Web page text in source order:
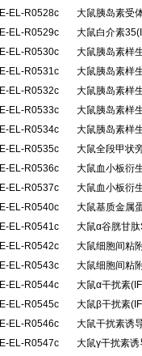
E-EL-R0528c
大鼠胰岛素受
E-EL-R0529c
大鼠白介素
E-EL-R0530c
大鼠胰岛素样
E-EL-R0531c
大鼠胰岛素样
E-EL-R0532c
大鼠胰岛素样
E-EL-R0533c
大鼠胰岛素样
E-EL-R0534c
大鼠胰岛素样
E-EL-R0535c
大鼠全段甲状
E-EL-R0536c
大鼠血小板衍
E-EL-R0537c
大鼠血小板衍
E-EL-R0540c
大鼠基质金属
E-EL-R0541c
大鼠α谷胱甘
E-EL-R0542c
大鼠细胞间粘
E-EL-R0543c
大鼠细胞间粘
E-EL-R0544c
大鼠α干扰素
E-EL-R0545c
大鼠β干扰素
E-EL-R0546c
大鼠干扰素诱
E-EL-R0547c
大鼠γ干扰素